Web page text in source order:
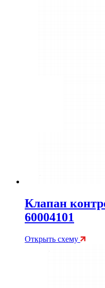
Клапан
60004101
Открыть схему